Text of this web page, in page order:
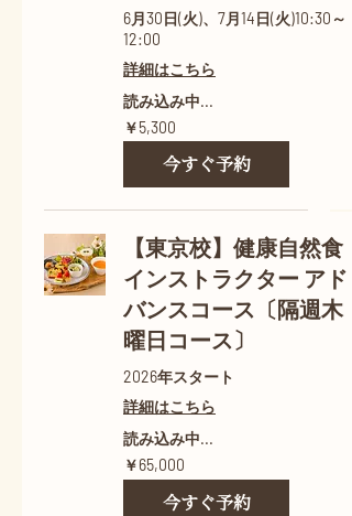
6月30日(火)、7月14日(火)10:30～
12:00
詳細はこちら
読み込み中...
5,300
円
￥5,300
今すぐ予約
【東京校】健康自然食
インストラクター アド
バンスコース〔隔週木
曜日コース〕
2026年スタート
詳細はこちら
読み込み中...
65,000
円
￥65,000
今すぐ予約